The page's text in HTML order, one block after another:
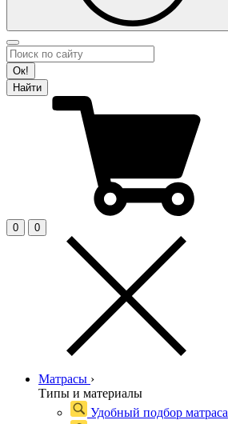
Ок!
Найти
0 0
Матрасы ›
Типы и материалы
Удобный подбор матраса